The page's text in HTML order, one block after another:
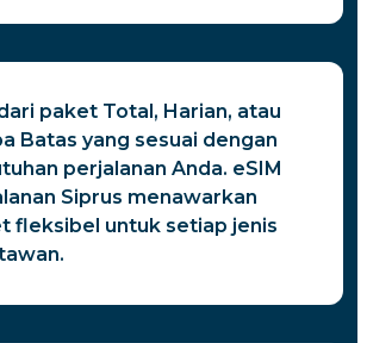
paket Total, Harian, atau
Batas yang sesuai dengan
perjalanan Anda. eSIM
Siprus menawarkan
fleksibel untuk setiap jenis